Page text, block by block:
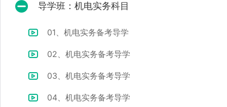
导学班：机电实务科目
01、机电实务备考导学
02、机电实务备考导学
03、机电实务备考导学
04、机电实务备考导学